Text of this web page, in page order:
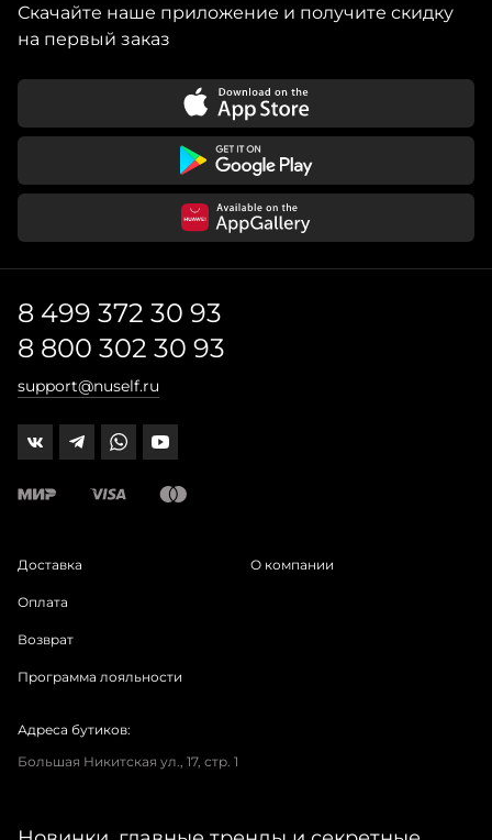
Скачайте наше приложение и получите скидку
на первый заказ
8 499 372 30 93
8 800 302 30 93
support@nuself.ru
Доставка
Оплата
Возврат
Программа лояльности
О компании
Адреса бутиков:
Большая Никитская ул., 17, стр. 1